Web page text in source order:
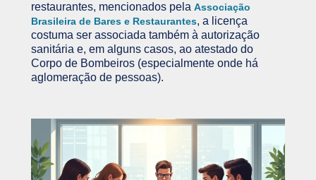
restaurantes, mencionados pela Associação
Brasileira de Bares e Restaurantes, a licença
costuma ser associada também à autorização
sanitária e, em alguns casos, ao atestado do
Corpo de Bombeiros (especialmente onde há
aglomeração de pessoas).